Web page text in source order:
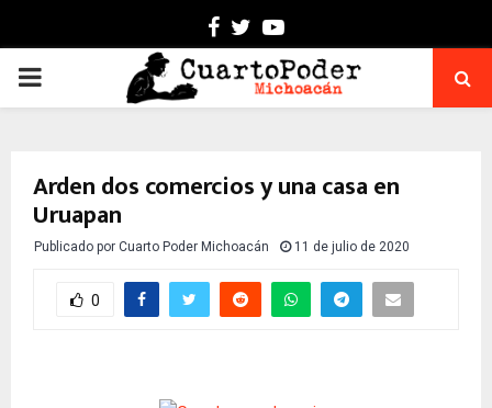
Facebook
TwitterYoutube
PRIMARY
Arden dos comercios y una casa en
Uruapan
Publicado por Cuarto Poder Michoacán 11 de julio de 2020
0